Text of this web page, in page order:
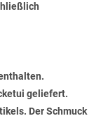
geliefert.
Der Schmuck